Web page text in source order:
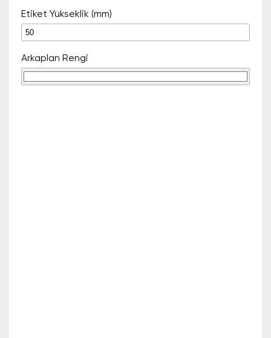
Etiket Yükseklik (mm)
Arkaplan Rengi